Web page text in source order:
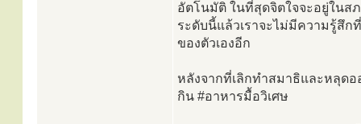
อัตโนมัติ ในที่สุดจิตใจจะอยู่ในส
ระดับนี้แล้วเราจะไม่มีความรู้สึก
ของตัวเองอีก
หลังจากที่เลิกทำสมาธิและหลุดอ
กิน #อาหารมื้อวิเศษ